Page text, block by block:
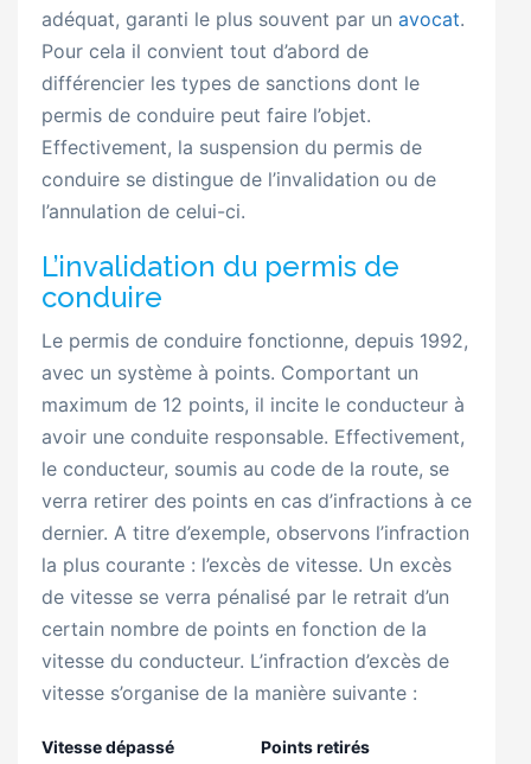
adéquat, garanti le plus souvent par un avocat.
Pour cela il convient tout d’abord de
différencier les types de sanctions dont le
permis de conduire peut faire l’objet.
Effectivement, la suspension du permis de
conduire se distingue de l’invalidation ou de
l’annulation de celui-ci.
L’invalidation du permis de
conduire
Le permis de conduire fonctionne, depuis 1992,
avec un système à points. Comportant un
maximum de 12 points, il incite le conducteur à
avoir une conduite responsable. Effectivement,
le conducteur, soumis au code de la route, se
verra retirer des points en cas d’infractions à ce
dernier. A titre d’exemple, observons l’infraction
la plus courante : l’excès de vitesse. Un excès
de vitesse se verra pénalisé par le retrait d’un
certain nombre de points en fonction de la
vitesse du conducteur. L’infraction d’excès de
vitesse s’organise de la manière suivante :
Vitesse dépassé Points retirés